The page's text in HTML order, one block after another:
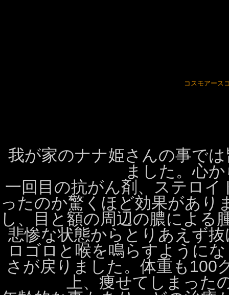
コスモアース
我が家のナナ姫さんの事で
ました。心
一回目の抗がん剤、ステロ
ったのか驚くほど効果があり
し、目と額の周辺の膿による
悲惨な状態からとりあえず
ロゴロと喉を鳴らすように
さが戻りました。体重も100
上、痩せてしまった